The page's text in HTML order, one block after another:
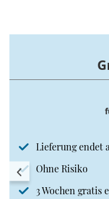
Lieferung endet
Ohne Risiko
3 Wochen gratis